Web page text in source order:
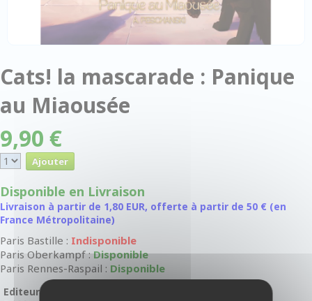
Cats! la mascarade : Panique
au Miaousée
9,90 €
Disponible en Livraison
Livraison à partir de 1,80 EUR, offerte à partir de 50 € (en
France Métropolitaine)
Paris Bastille : Indisponible
Paris Oberkampf :Disponible
Paris Rennes-Raspail : Disponible
Editeur :